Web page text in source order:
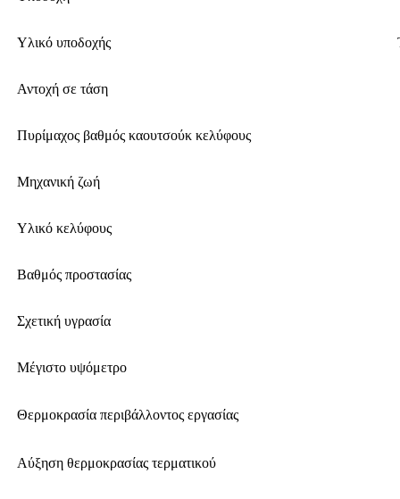
Υλικό υποδοχής
Αντοχή σε τάση
Πυρίμαχος βαθμός καουτσούκ κελύφους
Μηχανική ζωή
Υλικό κελύφους
Βαθμός προστασίας
Σχετική υγρασία
Μέγιστο υψόμετρο
Θερμοκρασία περιβάλλοντος εργασίας
Αύξηση θερμοκρασίας τερματικού